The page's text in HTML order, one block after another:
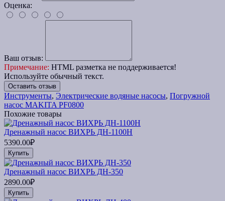
Оценка:
Ваш отзыв:
Примечание: HTML разметка не поддерживается!
Используйте обычный текст.
Оставить отзыв
Инструменты, Электрические водяные насосы, Погружной
насос MAKITA PF0800
Похожие товары
Дренажный насос ВИХРЬ ДН-1100Н
5390.00₽
Купить
Дренажный насос ВИХРЬ ДН-350
2890.00₽
Купить